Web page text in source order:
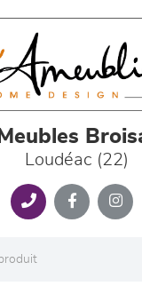
Meubles
Loudéac (22)